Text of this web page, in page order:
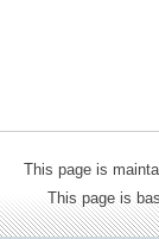
This page is
This page is